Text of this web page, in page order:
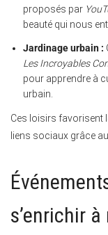
proposés par
beauté qui nous
Jardinage urbain :
Les Incroyables
pour apprendre à
urbain.
Ces loisirs favorisent
liens sociaux grâce
s’enrichir